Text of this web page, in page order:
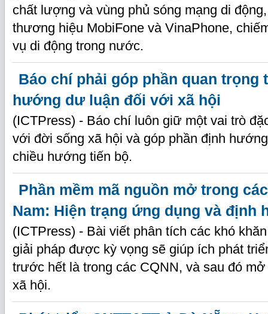
chất lượng và vùng phủ sóng mạng di
thương hiệu MobiFone và VinaPhone,
vụ di động trong nước.
Báo chí phải góp phần quan trọng
hướng dư luận đối với xã hội
(ICTPress) - Báo chí luôn giữ một vai trò
với đời sống xã hội và góp phần định
chiều hướng tiến bộ.
Phần mềm mã nguồn mở trong
Nam: Hiện trạng ứng dụng và định
(ICTPress) - Bài viết phân tích các khó
giải pháp được kỳ vọng sẽ giúp ích phát
trước hết là trong các CQNN, và sau đó
xã hội.